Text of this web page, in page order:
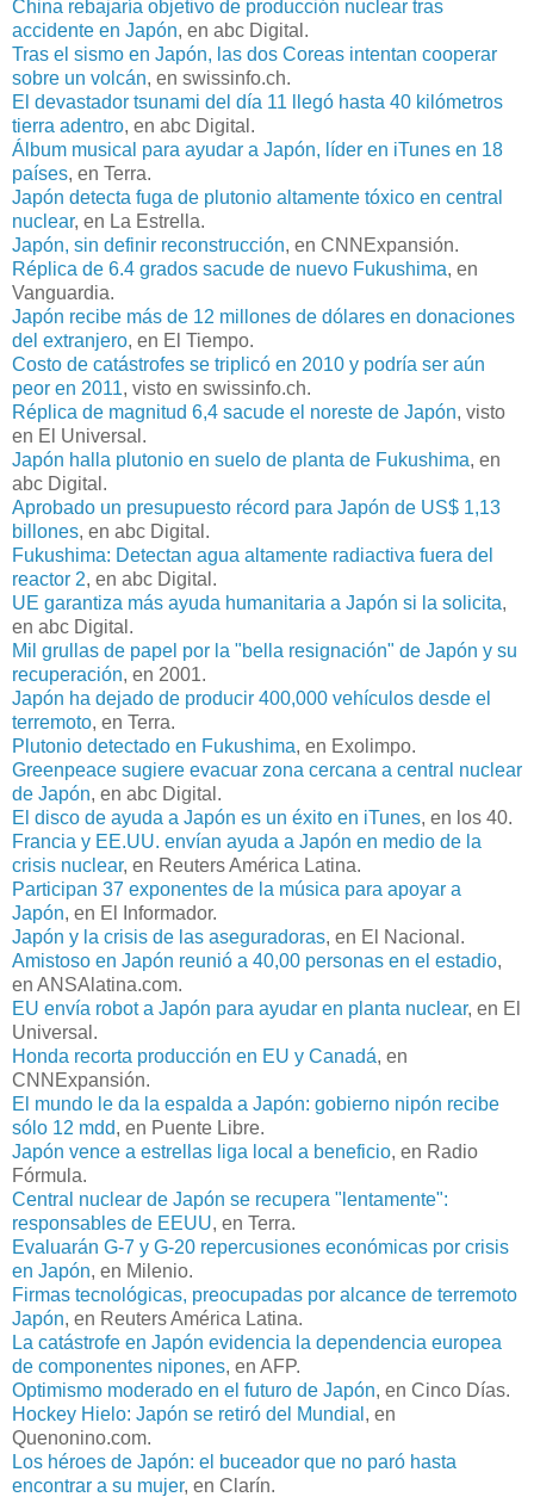
China rebajaría objetivo de producción nuclear tras
accidente en Japón, en abc Digital.
Tras el sismo en Japón, las dos Coreas intentan cooperar
sobre un volcán, en swissinfo.ch.
El devastador tsunami del día 11 llegó hasta 40 kilómetros
tierra adentro, en abc Digital.
Álbum musical para ayudar a Japón, líder en iTunes en 18
países, en Terra.
Japón detecta fuga de plutonio altamente tóxico en central
nuclear, en La Estrella.
Japón, sin definir reconstrucción, en CNNExpansión.
Réplica de 6.4 grados sacude de nuevo Fukushima, en
Vanguardia.
Japón recibe más de 12 millones de dólares en donaciones
del extranjero, en El Tiempo.
Costo de catástrofes se triplicó en 2010 y podría ser aún
peor en 2011, visto en swissinfo.ch.
Réplica de magnitud 6,4 sacude el noreste de Japón, visto
en El Universal.
Japón halla plutonio en suelo de planta de Fukushima, en
abc Digital.
Aprobado un presupuesto récord para Japón de US$ 1,13
billones, en abc Digital.
Fukushima: Detectan agua altamente radiactiva fuera del
reactor 2, en abc Digital.
UE garantiza más ayuda humanitaria a Japón si la solicita,
en abc Digital.
Mil grullas de papel por la "bella resignación" de Japón y su
recuperación, en 2001.
Japón ha dejado de producir 400,000 vehículos desde el
terremoto, en Terra.
Plutonio detectado en Fukushima, en Exolimpo.
Greenpeace sugiere evacuar zona cercana a central nuclear
de Japón, en abc Digital.
El disco de ayuda a Japón es un éxito en iTunes, en los 40.
Francia y EE.UU. envían ayuda a Japón en medio de la
crisis nuclear, en Reuters América Latina.
Participan 37 exponentes de la música para apoyar a
Japón, en El Informador.
Japón y la crisis de las aseguradoras, en El Nacional.
Amistoso en Japón reunió a 40,00 personas en el estadio,
en ANSAlatina.com.
EU envía robot a Japón para ayudar en planta nuclear, en El
Universal.
Honda recorta producción en EU y Canadá, en
CNNExpansión.
El mundo le da la espalda a Japón: gobierno nipón recibe
sólo 12 mdd, en Puente Libre.
Japón vence a estrellas liga local a beneficio, en Radio
Fórmula.
Central nuclear de Japón se recupera "lentamente":
responsables de EEUU, en Terra.
Evaluarán G-7 y G-20 repercusiones económicas por crisis
en Japón, en Milenio.
Firmas tecnológicas, preocupadas por alcance de terremoto
Japón, en Reuters América Latina.
La catástrofe en Japón evidencia la dependencia europea
de componentes nipones, en AFP.
Optimismo moderado en el futuro de Japón, en Cinco Días.
Hockey Hielo: Japón se retiró del Mundial , en
Quenonino.com.
Los héroes de Japón: el buceador que no paró hasta
encontrar a su mujer, en Clarín.